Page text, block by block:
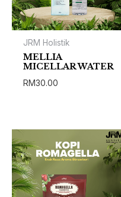
JRM Holistik
MELLIA
MICELLAR WATER
RM30.00